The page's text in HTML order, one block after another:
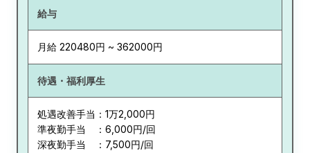
給与
月給 220480円 ~ 362000円
待遇・福利厚生
処遇改善手当：1万2,000円
準夜勤手当 ：6,000円/回
深夜勤手当 ：7,500円/回